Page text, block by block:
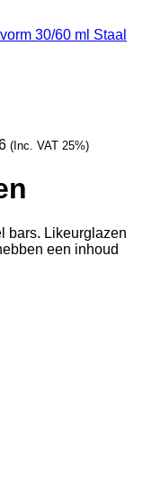
30/60 ml Staal
(Inc. VAT 25%)
bars. Likeurglazen
een inhoud